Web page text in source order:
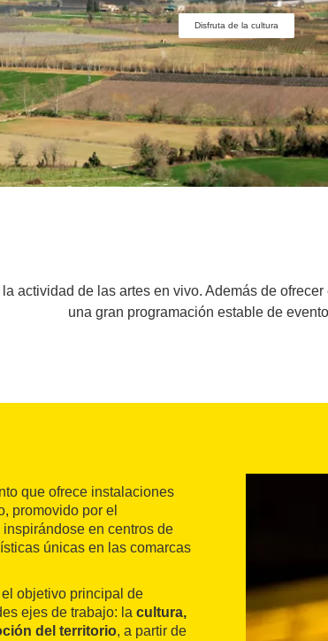
Disfruta de la cultura
actividad de las artes en vivo. Además de
una gran programación estable de
que ofrece instalaciones
promovido por el
inspirándose en centros de
únicas en las comarcas
objetivo principal de
ejes de trabajo: la cultura,
del territorio, a partir de